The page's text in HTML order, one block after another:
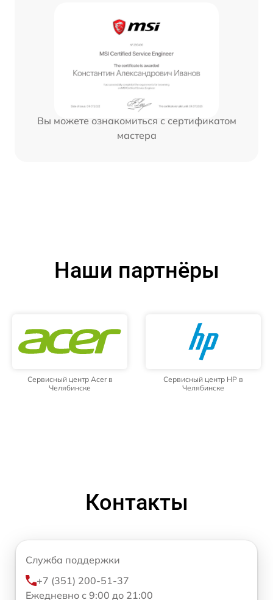
Вы можете ознакомиться с сертификатом
мастера
Наши партнёры
Сервисный центр Acer в
Челябинске
Сервисный центр HP в
Челябинске
Контакты
Служба поддержки
+7 (351) 200-51-37
Ежедневно с 9:00 до 21:00